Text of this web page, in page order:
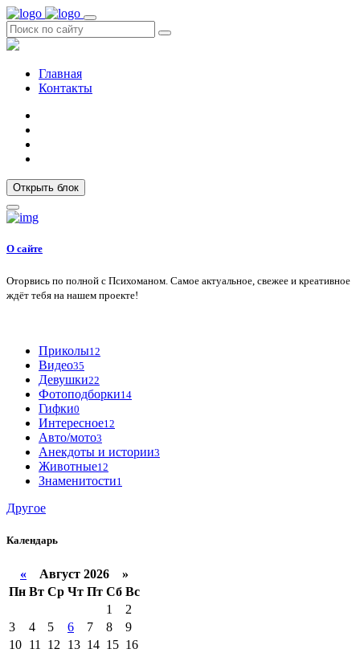
Главная
Контакты
Открыть блок
О сайте
Оторвись по полной с Психоманом. Самое актуальное, свежее и креативное
ждёт тебя на нашем проекте!
Приколы12
Видео35
Девушки22
Фотоподборки14
Гифки0
Интересное12
Авто/мото3
Анекдоты и истории3
Животные12
Знаменитости1
Другое
Календарь
« Август 2026 »
Пн Вт Ср Чт Пт Сб Вс
1
2
3
4 5 6 7 8
9
10 11 12 13 14 15 16